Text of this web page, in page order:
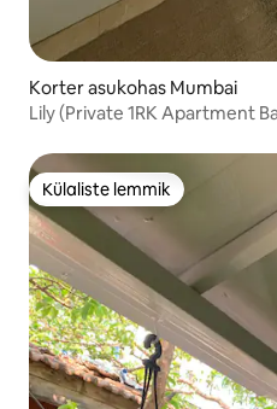
Korter asukohas Mumbai
Lily (Private 1RK Apartment
Külaliste lemmik
Külaliste lemmik